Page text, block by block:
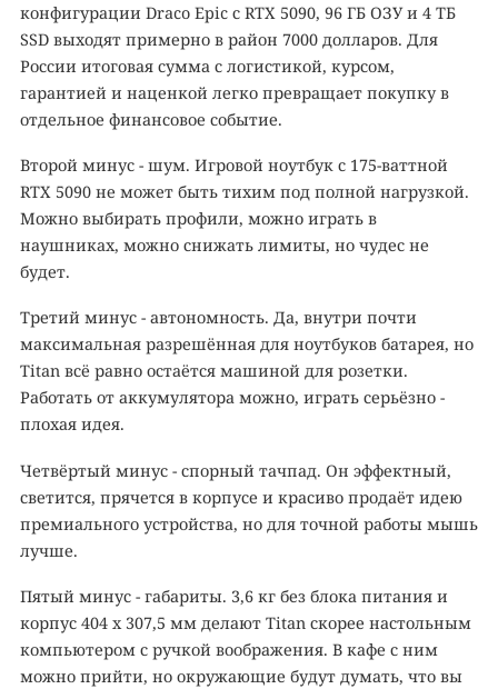
конфигурации Draco Epic с RTX 5090, 96 ГБ ОЗУ и 4 ТБ
SSD выходят примерно в район 7000 долларов. Для
России итоговая сумма с логистикой, курсом,
гарантией и наценкой легко превращает покупку в
отдельное финансовое событие.
Второй минус - шум. Игровой ноутбук с 175-ваттной
RTX 5090 не может быть тихим под полной нагрузкой.
Можно выбирать профили, можно играть в
наушниках, можно снижать лимиты, но чудес не
будет.
Третий минус - автономность. Да, внутри почти
максимальная разрешённая для ноутбуков батарея, но
Titan всё равно остаётся машиной для розетки.
Работать от аккумулятора можно, играть серьёзно -
плохая идея.
Четвёртый минус - спорный тачпад. Он эффектный,
светится, прячется в корпусе и красиво продаёт идею
премиального устройства, но для точной работы мышь
лучше.
Пятый минус - габариты. 3,6 кг без блока питания и
корпус 404 x 307,5 мм делают Titan скорее настольным
компьютером с ручкой воображения. В кафе с ним
можно прийти, но окружающие будут думать, что вы